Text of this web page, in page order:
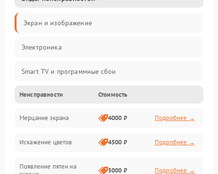
Экран и изображение
Электроника
Smart TV и программные сбои
Питание и запуск
Подсветка и LED-модули
Звук и аудиосистема
Сигнал и приём каналов
Неисправности Стоимость
Мерцание экрана 4000 ₽ Подробнее →
Искажение цветов 4500 ₽ Подробнее →
Появление пятен на
5000 ₽ Подробнее →